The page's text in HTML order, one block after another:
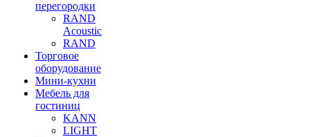
перегородки
RAND
Acoustic
RAND
Торговое
оборудование
Мини-кухни
Мебель для
гостиниц
KANN
LIGHT